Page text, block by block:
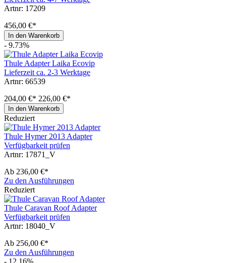
Artnr: 17209
456,00 €*
In den Warenkorb
- 9.73%
Thule Adapter Laika Ecovip
Lieferzeit ca. 2-3 Werktage
Artnr: 66539
204,00 €* 226,00 €*
In den Warenkorb
Reduziert
Thule Hymer 2013 Adapter
Verfügbarkeit prüfen
Artnr: 17871_V
Ab 236,00 €*
Zu den Ausführungen
Reduziert
Thule Caravan Roof Adapter
Verfügbarkeit prüfen
Artnr: 18040_V
Ab 256,00 €*
Zu den Ausführungen
- 12.16%